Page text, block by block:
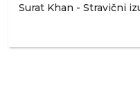
Surat Khan - Stravični